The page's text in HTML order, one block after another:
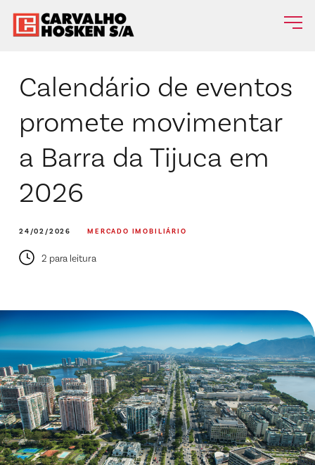
24/02/2026 MERCADO IMOBILIÁRIO
2 para leitura
Calendário de eventos
promete movimentar
a Barra da Tijuca em
2026